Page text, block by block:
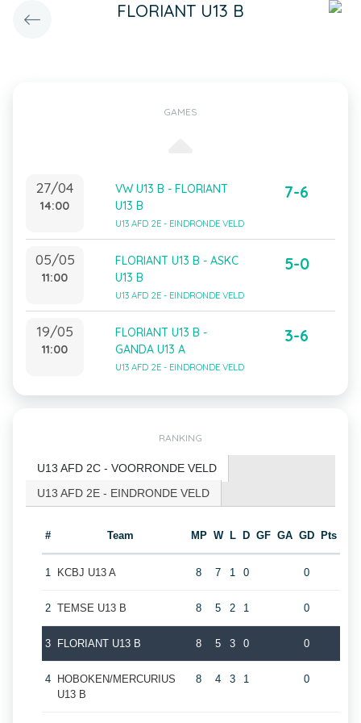
FLORIANT U13 B
GAMES
27/04
14:00
VW U13 B - FLORIANT
U13 B
U13 AFD 2E - EINDRONDE VELD
7-6
05/05
11:00
FLORIANT U13 B - ASKC
U13 B
U13 AFD 2E - EINDRONDE VELD
5-0
19/05
11:00
FLORIANT U13 B -
GANDA U13 A
U13 AFD 2E - EINDRONDE VELD
3-6
RANKING
U13 AFD 2C - VOORRONDE VELD
U13 AFD 2E - EINDRONDE VELD
# Team MP W L D GF GA GD Pts
1 KCBJ U13 A 8 7 1 0 0
2 TEMSE U13 B 8 5 2 1 0
3 FLORIANT U13 B 8 5 3 0 0
4
HOBOKEN/MERCURIUS
U13 B
8 4 3 1 0